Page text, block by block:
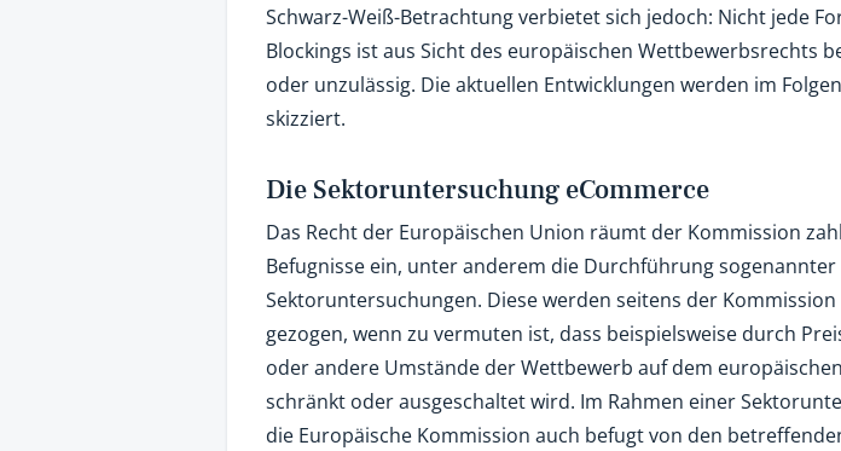
Schwarz-Weiß-Betrachtung verbietet sich jedoch: Nicht jede
Blockings ist aus Sicht des europäischen Wettbewerbsrechts
oder unzulässig. Die aktuellen Entwicklungen werden im
skizziert.
Die Sektoruntersuchung eCommerce
Das Recht der Europäischen Union räumt der Kommission
Befugnisse ein, unter anderem die Durchführung sogenannter
Sektoruntersuchungen. Diese werden seitens der
gezogen, wenn zu vermuten ist, dass beispielsweise durch
oder andere Umstände der Wettbewerb auf dem
schränkt oder ausgeschaltet wird. Im Rahmen einer
die Europäische Kommission auch befugt von den